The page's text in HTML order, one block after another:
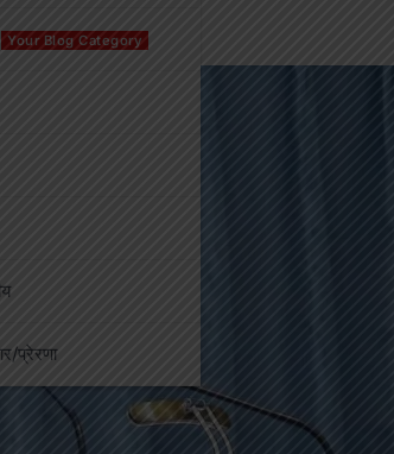
Your Blog Category
प्रेरणा